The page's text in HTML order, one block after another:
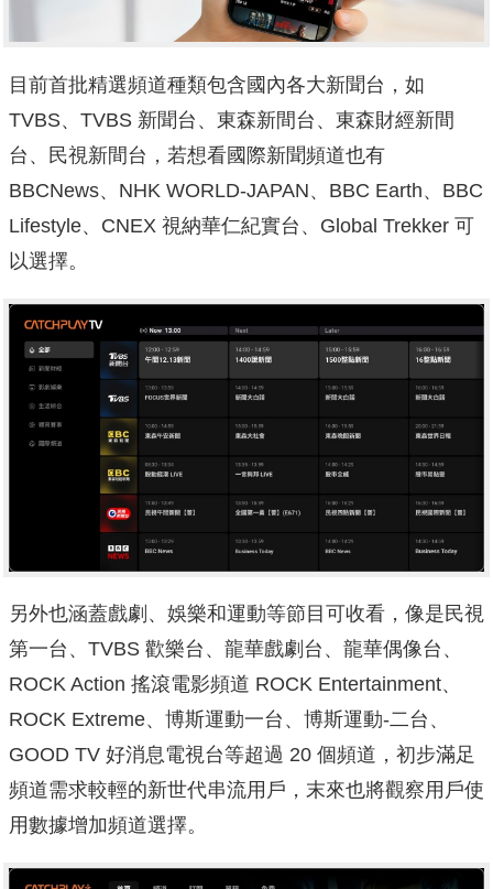
目前首批精選頻道種類包含國內各大新聞台，如
TVBS、TVBS 新聞台、東森新間台、東森財經新間
台、民視新間台，若想看國際新聞頻道也有
BBCNews、NHK WORLD-JAPAN、BBC Earth、BBC
Lifestyle、CNEX 視納華仁紀實台、Global Trekker 可
以選擇。
另外也涵蓋戲劇、娛樂和運動等節目可收看，像是民視
第一台、TVBS 歡樂台、龍華戲劇台、龍華偶像台、
ROCK Action 搖滾電影頻道 ROCK Entertainment、
ROCK Extreme、博斯運動一台、博斯運動-二台、
GOOD TV 好消息電視台等超過 20 個頻道，初步滿足
頻道需求較輕的新世代串流用戶，末來也將觀察用戶使
用數據增加頻道選擇。